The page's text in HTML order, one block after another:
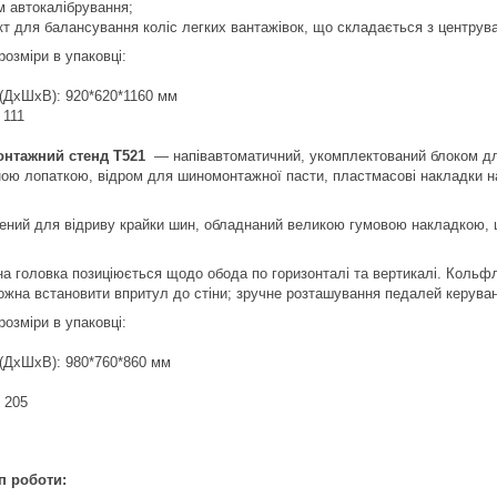
для балансування коліс легких вантажівок, що складається з
в упаковці:
920*620*1160 мм
стенд T521 — напівавтоматичний, укомплектований блоком
лопаткою, відром для шиномонтажної пасти, пластмасові накладки
для відриву крайки шин, обладнаний великою гумовою
головка позиціюється щодо обода по горизонталі та вертикалі.
встановити впритул до стіни; зручне розташування педалей
в упаковці:
980*760*860 мм
205
роботи: